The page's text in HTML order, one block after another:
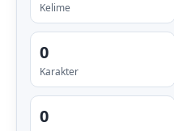
Kelime
0
Karakter
0